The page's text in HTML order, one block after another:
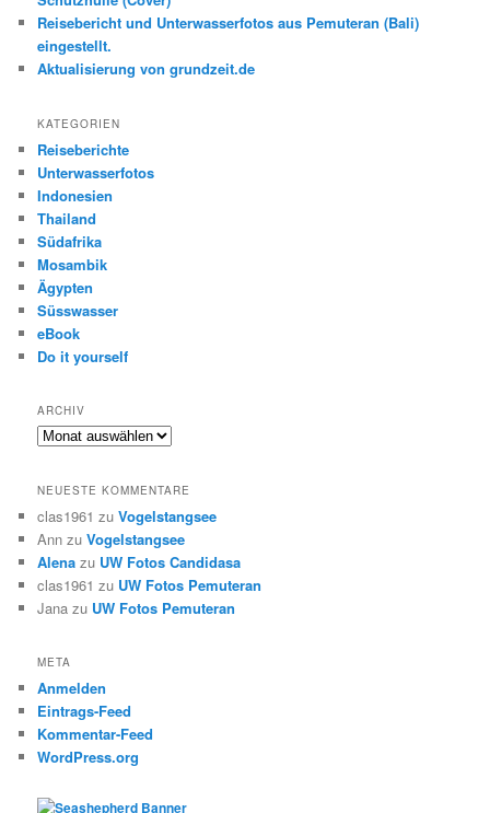
Reisebericht und Unterwasserfotos aus Pemuteran (Bali)
eingestellt.
Aktualisierung von grundzeit.de
KATEGORIEN
Reiseberichte
Unterwasserfotos
Indonesien
Thailand
Südafrika
Mosambik
Ägypten
Süsswasser
eBook
Do it yourself
ARCHIV
Archiv
NEUESTE KOMMENTARE
clas1961 zuVogelstangsee
Ann zuVogelstangsee
Alena zu UW Fotos Candidasa
clas1961 zu UW Fotos Pemuteran
Jana zu UW Fotos Pemuteran
META
Anmelden
Eintrags-Feed
Kommentar-Feed
WordPress.org